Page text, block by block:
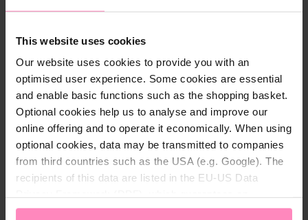
This website uses cookies
Our website uses cookies to provide you with an
optimised user experience. Some cookies are essential
and enable basic functions such as the shopping basket.
Optional cookies help us to analyse and improve our
online offering and to operate it economically. When using
optional cookies, data may be transmitted to companies
from third countries such as the USA (e.g. Google). The
recipients of this data are listed in the EU-US Data
appropriate level of data protection. You canaccept all
Détails techniques
Couleur: Rose, Marine
Matériau: 100% recycled polyester
Sexe: Femmes